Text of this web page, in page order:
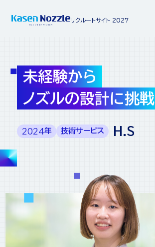
リクルートサイト 2027
未経験から
ノズルの設計に挑戦
2024年 技術サービス H.S